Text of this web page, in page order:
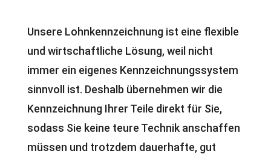
Unsere Lohnkennzeichnung ist eine flexible
und wirtschaftliche Lösung, weil nicht
immer ein eigenes Kennzeichnungssystem
sinnvoll ist. Deshalb übernehmen wir die
Kennzeichnung Ihrer Teile direkt für Sie,
sodass Sie keine teure Technik anschaffen
müssen und trotzdem dauerhafte, gut